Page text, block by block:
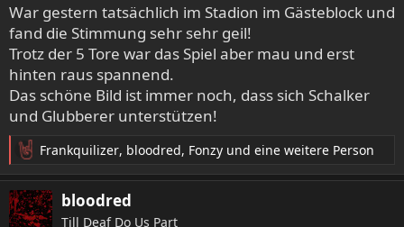
War gestern tatsächlich im Stadion im Gästeblock und
fand die Stimmung sehr sehr geil!
Trotz der 5 Tore war das Spiel aber mau und erst
hinten raus spannend.
Das schöne Bild ist immer noch, dass sich Schalker
und Glubberer unterstützen!
R
e
a
k
Frankquilizer, bloodred, Fonzy und eine weitere Person
bloodred
Till Deaf Do Us Part